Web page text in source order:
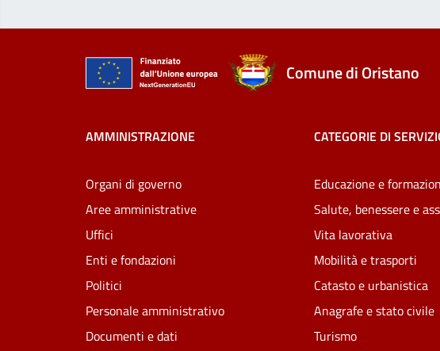
Comune di Oristano
AMMINISTRAZIONE
Organi di governo
Aree amministrative
Uffici
Enti e fondazioni
Politici
Personale amministrativo
Documenti e dati
CATEGORIE DI
Educazione e
Salute, benessere e
Vita lavorativa
Mobilità e trasporti
Catasto e urbanistica
Anagrafe e stato civile
Turismo